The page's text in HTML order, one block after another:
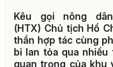
Kêu gọi nông
(HTX) Chủ tịch Hồ
thần hợp tác cùng
bỉ lan tỏa qua
quan trọng của khu